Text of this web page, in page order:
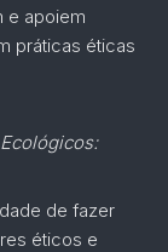
e apoiem
práticas éticas
de fazer
éticos e